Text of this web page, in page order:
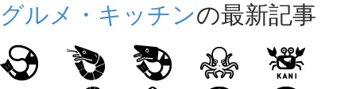
グルメ・キッチンの最新記事